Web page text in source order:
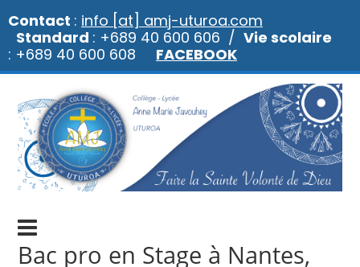
Bac pro en Stage à Nantes,
Contact : info [at] amj-uturoa.com
Standard : +689 40 600 606 / Vie scolaire
: +689 40 600 608 FACEBOOK